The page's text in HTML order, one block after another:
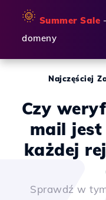
🌞 Summer Sale
domeny
Najczęściej
Czy
mail
każdej
Sprawdź w